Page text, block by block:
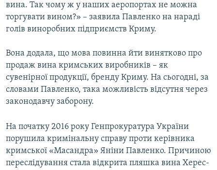
вина. Так чому ж у наших аеропортах не можна
торгувати вином?» – заявила Павленко на нараді
голів виноробних підприємств Криму.
Вона додала, що мова повинна йти винятково про
продаж вина кримських виробників – як
сувенірної продукції, бренду Криму. На сьогодні, за
словами Павленко, така можливість відсутня через
законодавчу заборону.
На початку 2016 року Генпрокуратура України
порушила кримінальну справу проти керівника
кримської «Масандра» Яніни Павленко. Причиною
переслідування стала відкрита пляшка вина Херес-